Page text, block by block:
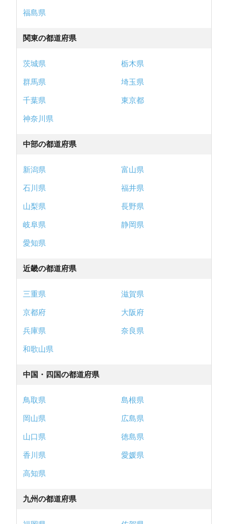
福島県
関東の都道府県
茨城県
栃木県
群馬県
埼玉県
千葉県
東京都
神奈川県
中部の都道府県
新潟県
富山県
石川県
福井県
山梨県
長野県
岐阜県
静岡県
愛知県
近畿の都道府県
三重県
滋賀県
京都府
大阪府
兵庫県
奈良県
和歌山県
中国・四国の都道府県
鳥取県
島根県
岡山県
広島県
山口県
徳島県
香川県
愛媛県
高知県
九州の都道府県